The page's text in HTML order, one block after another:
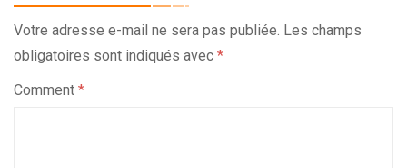
Votre adresse e-mail ne sera pas publiée. Les champs
obligatoires sont indiqués avec *
Comment *